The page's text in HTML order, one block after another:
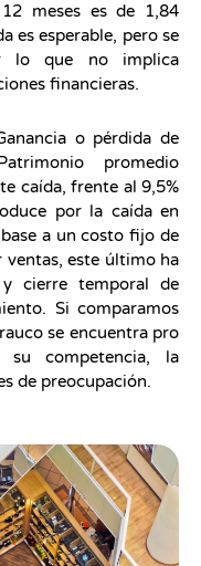
meses es de 1,84
es esperable, pero se
lo que no implica
financieras.
o pérdida de
promedio
caída, frente al 9,5%
por la caída en
a un costo fijo de
este último ha
cierre temporal de
Si comparamos
se encuentra pro
competencia, la
de preocupación.